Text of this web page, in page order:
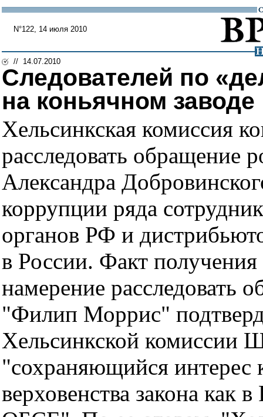
N°122, 14 июля 2010
// 14.07.2010
Следователей по
на коньячном заводе
Хельсинкская комиссия
расследовать обращение
Александра
коррупции ряда
органов РФ и
в России. Факт
намерение расследовать
"Филип Моррис"
Хельсинкской комиссии
"сохраняющийся интерес
верховенства закона как